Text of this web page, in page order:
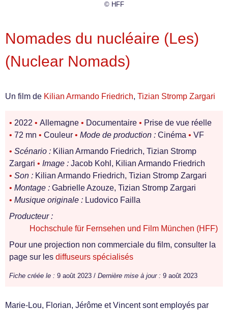
© HFF
Nomades du nucléaire (Les)
(Nuclear Nomads)
Un film de Kilian Armando Friedrich, Tizian Stromp Zargari
• 2022 • Allemagne • Documentaire • Prise de vue réelle
• 72 mn • Couleur • Mode de production : Cinéma • VF
• Scénario : Kilian Armando Friedrich, Tizian Stromp
Zargari • Image : Jacob Kohl, Kilian Armando Friedrich
• Son : Kilian Armando Friedrich, Tizian Stromp Zargari
• Montage : Gabrielle Azouze, Tizian Stromp Zargari
• Musique originale : Ludovico Failla
Producteur :
Hochschule für Fernsehen und Film München (HFF)
Pour une projection non commerciale du film, consulter la
page sur les diffuseurs spécialisés
Fiche créée le : 9 août 2023 / Dernière mise à jour : 9 août 2023
Marie-Lou, Florian, Jérôme et Vincent sont employés par